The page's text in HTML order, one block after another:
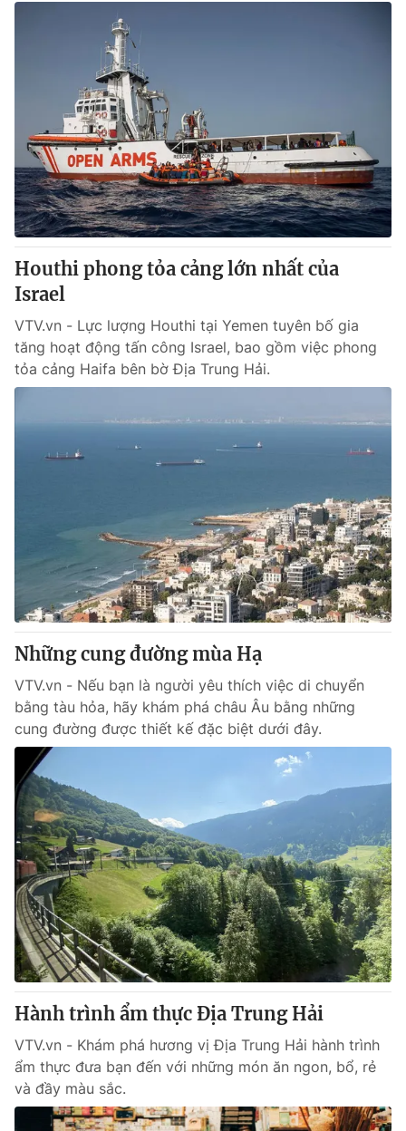
Houthi phong tỏa cảng lớn nhất của
Israel
VTV.vn - Lực lượng Houthi tại Yemen tuyên bố gia
tăng hoạt động tấn công Israel, bao gồm việc phong
tỏa cảng Haifa bên bờ Địa Trung Hải.
Những cung đường mùa Hạ
VTV.vn - Nếu bạn là người yêu thích việc di chuyển
bằng tàu hỏa, hãy khám phá châu Âu bằng những
cung đường được thiết kế đặc biệt dưới đây.
Hành trình ẩm thực Địa Trung Hải
VTV.vn - Khám phá hương vị Địa Trung Hải hành trình
ẩm thực đưa bạn đến với những món ăn ngon, bổ, rẻ
và đầy màu sắc.